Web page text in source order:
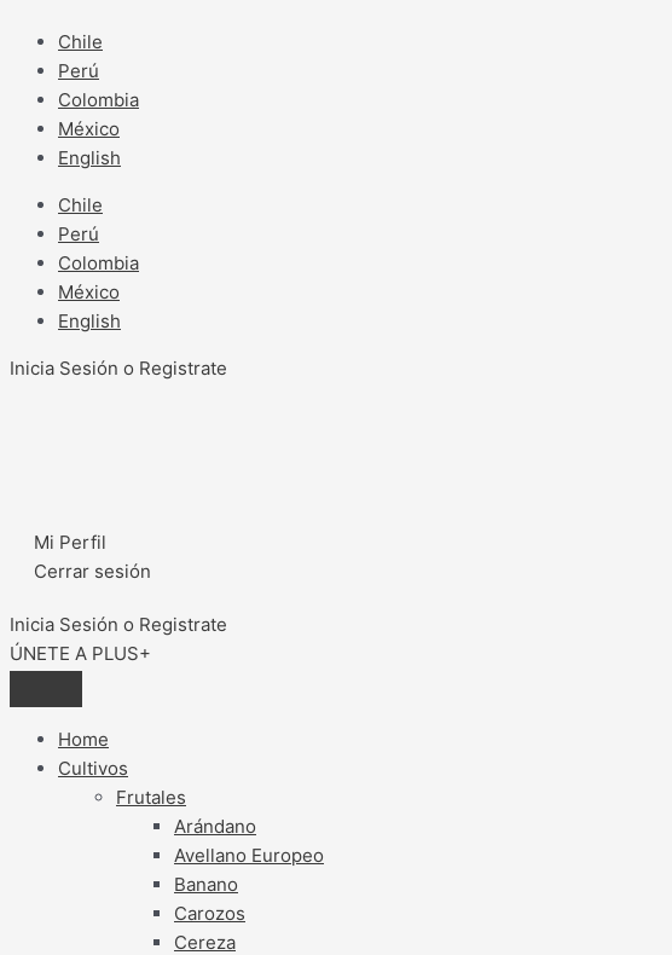
contenido
Chile
Perú
Colombia
México
English
Chile
Perú
Colombia
México
English
Inicia Sesión o Registrate
Mi Perfil
Cerrar sesión
Inicia Sesión o Registrate
ÚNETE A PLUS+
Home
Cultivos
Frutales
Arándano
Avellano Europeo
Banano
Carozos
Cereza